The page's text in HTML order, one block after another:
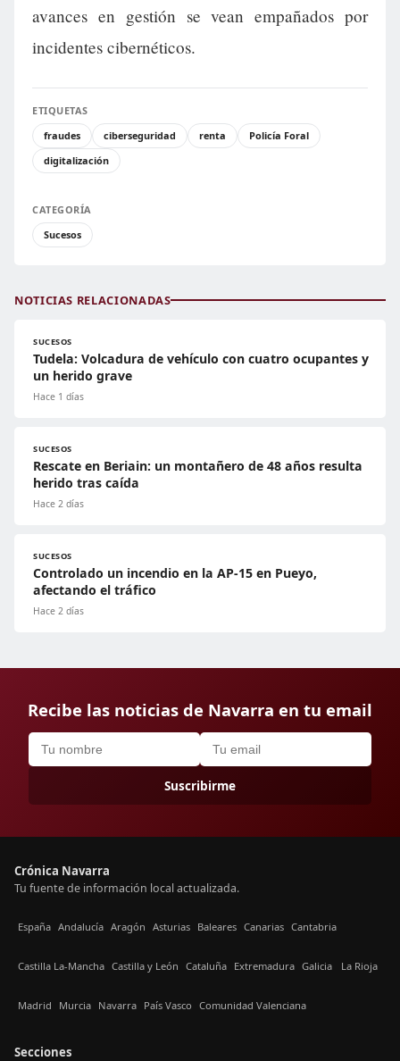
avances en gestión se vean empañados por
incidentes cibernéticos.
ETIQUETAS
fraudes
ciberseguridad renta
Policía Foral
digitalización
CATEGORÍA
Sucesos
NOTICIAS RELACIONADAS
SUCESOS
Tudela: Volcadura de vehículo con cuatro ocupantes y
un herido grave
Hace 1 días
SUCESOS
Rescate en Beriain: un montañero de 48 años resulta
herido tras caída
Hace 2 días
SUCESOS
Controlado un incendio en la AP-15 en Pueyo,
afectando el tráfico
Hace 2 días
Recibe las noticias de Navarra en tu email
Suscribirme
Crónica Navarra
Tu fuente de información local actualizada.
España Andalucía Aragón Asturias Baleares Canarias Cantabria
Castilla La-Mancha Castilla y León Cataluña Extremadura Galicia La Rioja
Madrid Murcia Navarra País Vasco Comunidad Valenciana
Secciones